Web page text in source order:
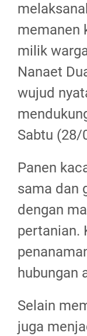
memanen
milik
Nanaet
wujud
Sabtu (28/
Panen
sama dan
dengan
pertanian.
hubungan
Selain
juga